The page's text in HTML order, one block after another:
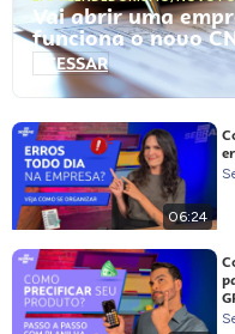
Vai abrir uma
funciona o novo
ACESSAR
06:24